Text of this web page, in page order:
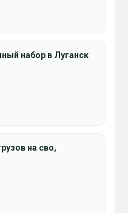
набор в Луганск
на сво,